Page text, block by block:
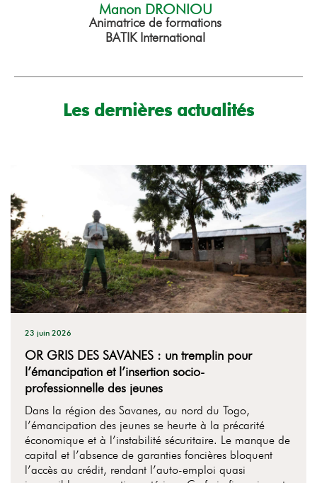
Manon DRONIOU
Animatrice de formations
BATIK International
Les dernières actualités
OR GRIS DES SAVANES : un tremplin pour
l’émancipation et l’insertion socio-
professionnelle des jeunes
23 juin 2026
Dans la région des Savanes, au nord du Togo,
l’émancipation des jeunes se heurte à la précarité
économique et à l’instabilité sécuritaire. Le manque de
capital et l’absence de garanties foncières bloquent
l’accès au crédit, rendant l’auto-emploi quasi